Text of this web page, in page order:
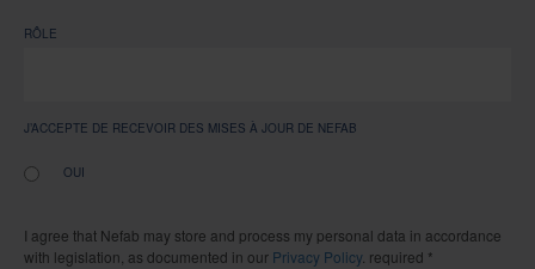
RÔLE
J’ACCEPTE DE RECEVOIR DES MISES À JOUR DE NEFAB
OUI
I agree that Nefab may store and process my personal data in accordance
with legislation, as documented in our Privacy Policy. required *